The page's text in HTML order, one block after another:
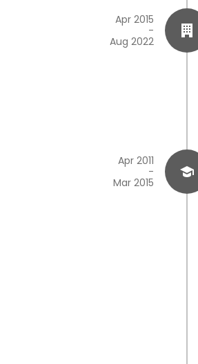
Apr 2015
-
Aug 2022
Apr 2011
-
Mar 2015